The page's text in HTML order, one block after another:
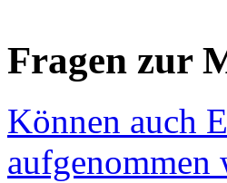
Fragen zur
Können auch
aufgenommen